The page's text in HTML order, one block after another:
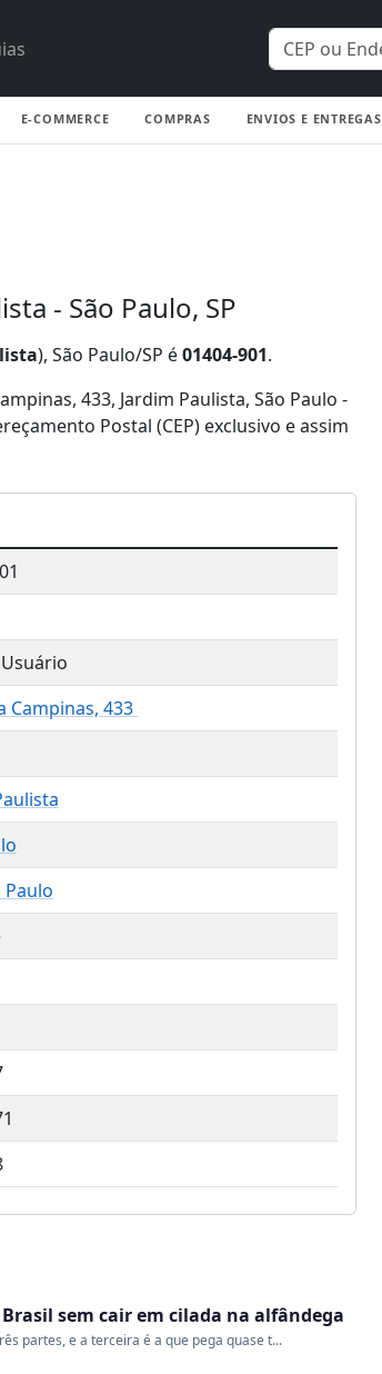
E-COMMERCE COMPRAS ENVIOS E ENTREGAS
- São Paulo, SP
), São Paulo/SP é01404-901.
433, Jardim Paulista, São Paulo -
Postal (CEP) exclusivo e assim
Campinas, 433
Paulo
sem cair em cilada na alfândega
partes, e a terceira é a que pega quase t...